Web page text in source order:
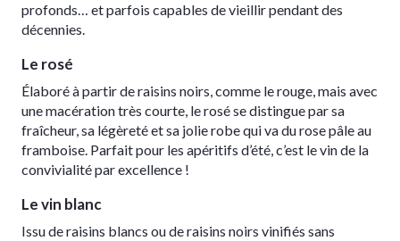
profonds… et parfois capables de vieillir pendant des
décennies.
Le rosé
Élaboré à partir de raisins noirs, comme le rouge, mais avec
une macération très courte, le rosé se distingue par sa
fraîcheur, sa légèreté et sa jolie robe qui va du rose pâle au
framboise. Parfait pour les apéritifs d’été, c’est le vin de la
convivialité par excellence !
Le vin blanc
Issu de raisins blancs ou de raisins noirs vinifiés sans